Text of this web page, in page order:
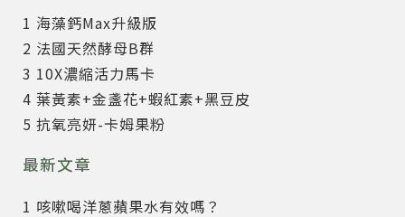
1 海藻鈣Max升級版
2 法國天然酵母B群
3 10X濃縮活力馬卡
4 葉黃素+金盞花+蝦紅素+黑豆皮
5 抗氧亮妍-卡姆果粉
最新文章
1 咳嗽喝洋蔥蘋果水有效嗎？